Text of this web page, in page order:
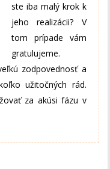
ste iba malý krok k
jeho realizácii? V
tom prípade vám
gratulujeme.
zodpovednosť a
užitočných rád.
za akúsi fázu v